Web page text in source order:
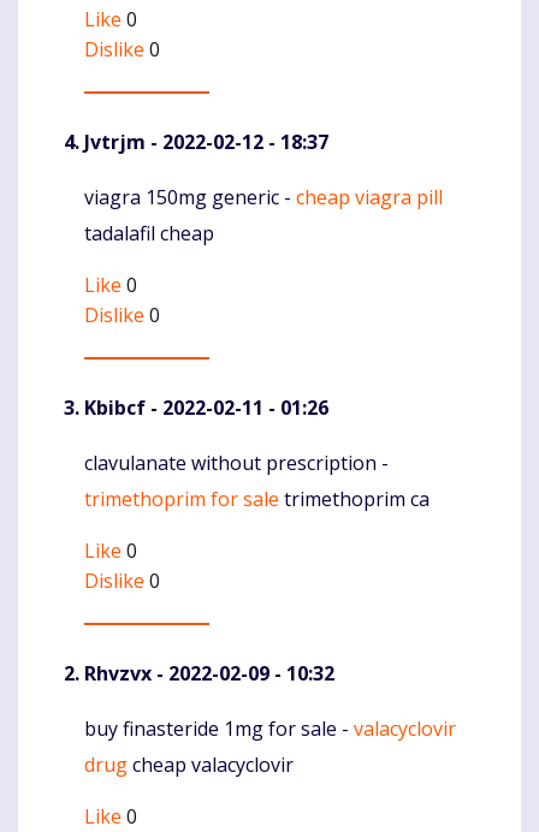
Like 0
Dislike 0
Jvtrjm - 2022-02-12 - 18:37
Komentaras
viagra 150mg generic - cheap viagra pill
tadalafil cheap
Like 0
Dislike 0
Kbibcf - 2022-02-11 - 01:26
Komentaras
clavulanate without prescription -
trimethoprim for sale trimethoprim ca
Like 0
Dislike 0
Rhvzvx - 2022-02-09 - 10:32
Komentaras
buy finasteride 1mg for sale - valacyclovir
drugcheap valacyclovir
Like 0